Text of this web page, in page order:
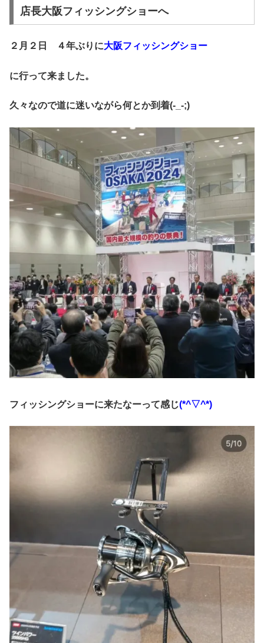
店長大阪フィッシングショーへ
２月２日 ４年ぶりに大阪フィッシングショー
に行って来ました。
久々なので道に迷いながら何とか到着(-_-;)
フィッシングショーに来たなーって感じ(*^▽^*)